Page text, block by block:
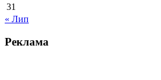
31
« Лип
Реклама